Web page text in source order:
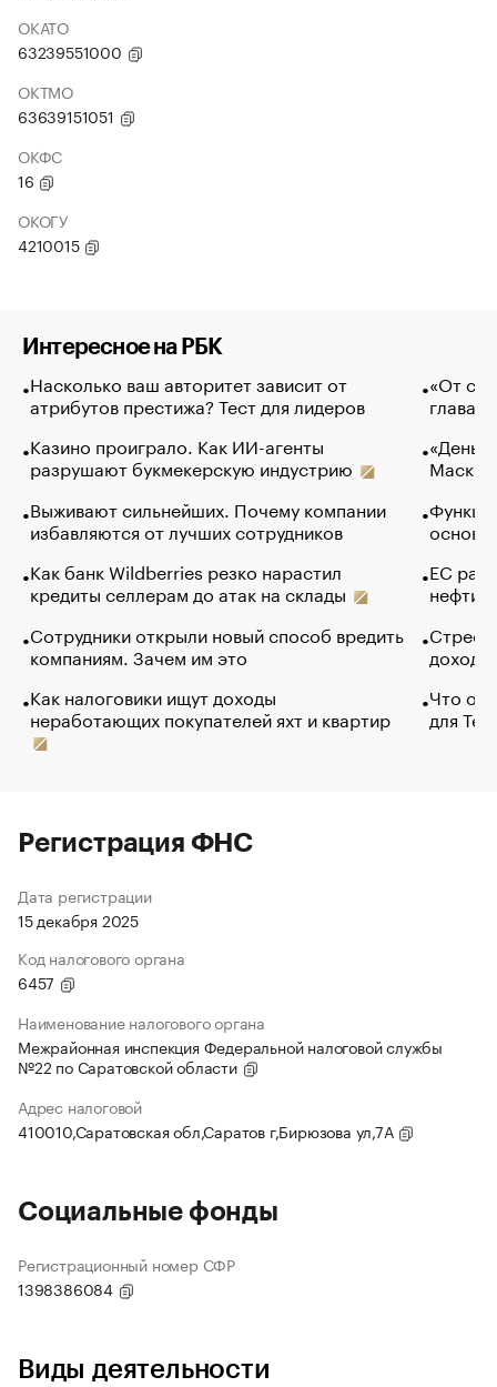
ОКАТО
63239551000
ОКТМО
63639151051
ОКФС
16
ОКОГУ
4210015
Интересное на РБК
Насколько ваш авторитет зависит от
атрибутов престижа? Тест для лидеров
Казино проиграло. Как ИИ-агенты
разрушают букмекерскую индустрию
Выживают сильнейших. Почему компании
избавляются от лучших сотрудников
Как банк Wildberries резко нарастил
кредиты селлерам до атак на склады
Сотрудники открыли новый способ вредить
компаниям. Зачем им это
Как налоговики ищут доходы
неработающих покупателей яхт и квартир
«От
глава
Маск в
основ
ЕС
нефти
Что
для
Регистрация ФНС
Дата регистрации
15 декабря 2025
Код налогового органа
6457
Наименование налогового органа
Межрайонная инспекция Федеральной налоговой службы
№22 по Саратовской области
Адрес налоговой
410010,Саратовская обл,Саратов г,Бирюзова ул,7А
Социальные фонды
Регистрационный номер СФР
1398386084
Виды деятельности